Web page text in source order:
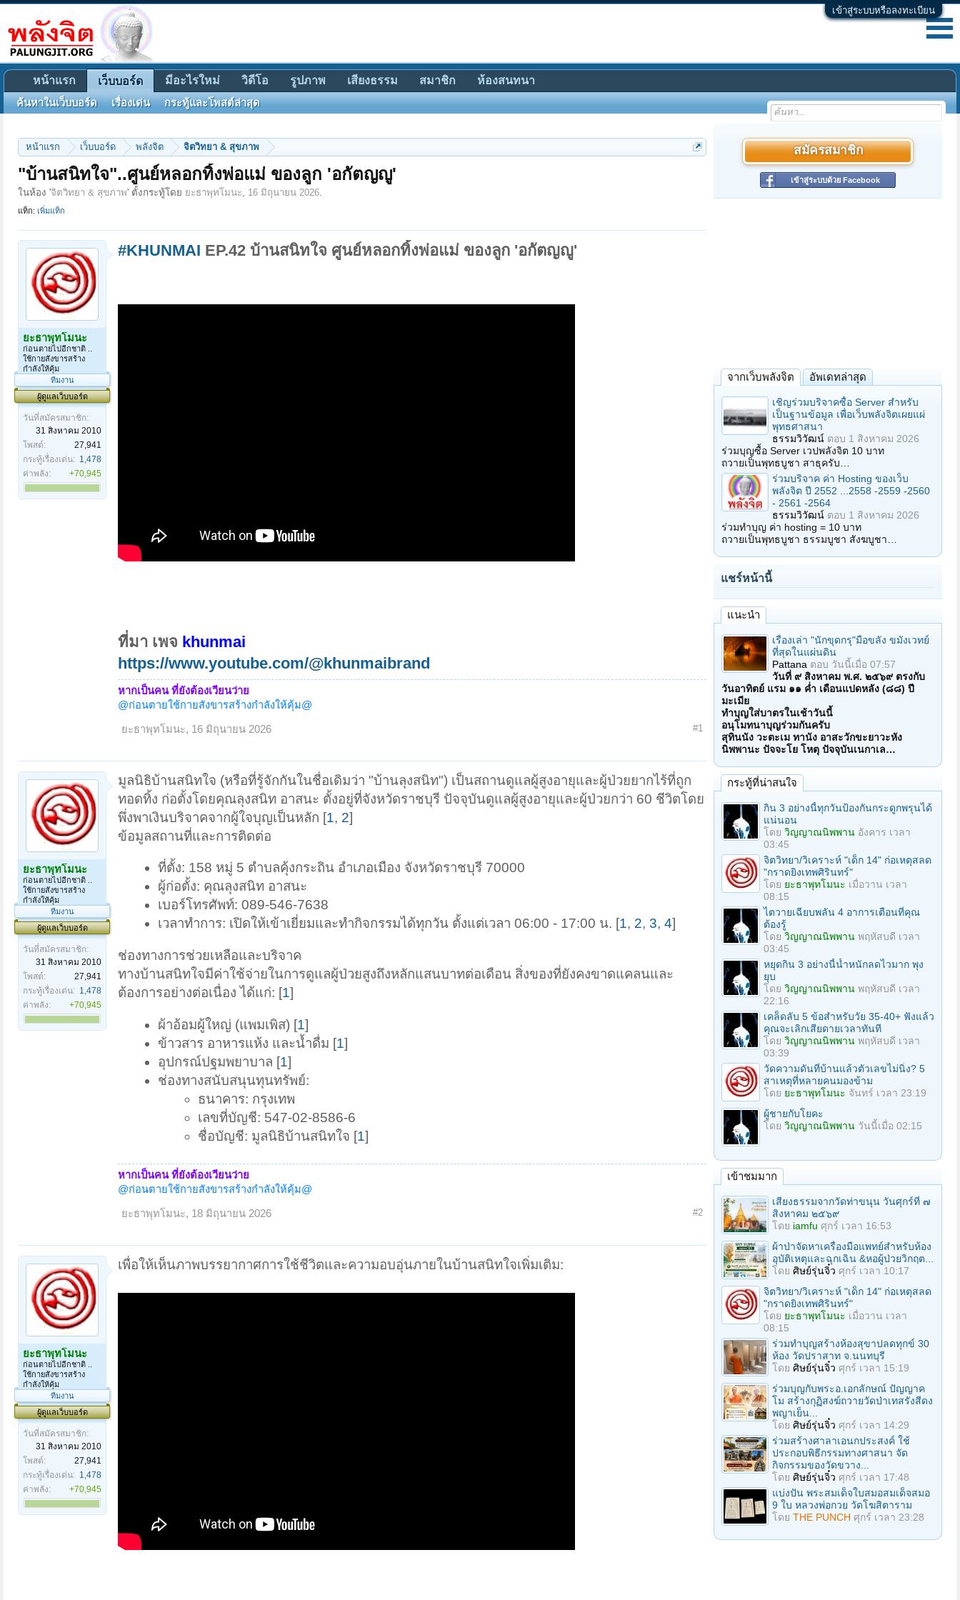
เข้าสู่ระบบหรือลงทะเบียน
หน้าแรก เว็บบอร์ด พลังจิต จิตวิทยา & สุขภาพ
"บ้านสนิทใจ"..ศูนย์หลอกทิ้งพ่อแม่ ของลูก 'อกัตญญู'
ในห้อง 'จิตวิทยา & สุขภาพ' ตั้งกระทู้โดย ยะธาพุทโมนะ, 16 มิถุนายน 2026.
แท็ก: เพิ่มแท็ก
ยะธาพุทโมนะ
ก่อนตายไปอีกชาติ ..
ใช้กายสังขารสร้าง
กำลังให้คุ้ม
ทีมงาน
ผู้ดูแลเว็บบอร์ด
วันที่สมัครสมาชิก:
31 สิงหาคม 2010
โพสต์:
27,941
กระทู้เรื่องเด่น: 1,478
ค่าพลัง:
+70,945
#KHUNMAI EP.42 บ้านสนิทใจ ศูนย์หลอกทิ้งพ่อแม่ ของลูก 'อกัตญญู'
ที่มา เพจ khunmai
https://www.youtube.com/@khunmaibrand
หากเป็นคน ที่ยังต้องเวียนว่าย
@ก่อนตายใช้กายสังขารสร้างกำลังให้คุ้ม@
ยะธาพุทโมนะ, 16 มิถุนายน 2026 #1
ยะธาพุทโมนะ
ก่อนตายไปอีกชาติ ..
ใช้กายสังขารสร้าง
กำลังให้คุ้ม
ทีมงาน
ผู้ดูแลเว็บบอร์ด
วันที่สมัครสมาชิก:
31 สิงหาคม 2010
โพสต์:
27,941
กระทู้เรื่องเด่น: 1,478
ค่าพลัง:
+70,945
มูลนิธิบ้านสนิทใจ (หรือที่รู้จักกันในชื่อเดิมว่า "บ้านลุงสนิท") เป็นสถานดูแลผู้สูงอายุและผู้ป่วยยากไร้ที่ถูก
ทอดทิ้ง ก่อตั้งโดยคุณลุงสนิท อาสนะ ตั้งอยู่ที่จังหวัดราชบุรี ปัจจุบันดูแลผู้สูงอายุและผู้ป่วยกว่า 60 ชีวิตโดย
พึ่งพาเงินบริจาคจากผู้ใจบุญเป็นหลัก [1, 2]
ข้อมูลสถานที่และการติดต่อ
ที่ตั้ง: 158 หมู่ 5 ตำบลคุ้งกระถิน อำเภอเมือง จังหวัดราชบุรี 70000
ผู้ก่อตั้ง: คุณลุงสนิท อาสนะ
เบอร์โทรศัพท์: 089-546-7638
เวลาทำการ: เปิดให้เข้าเยี่ยมและทำกิจกรรมได้ทุกวัน ตั้งแต่เวลา 06:00 - 17:00 น. [1, 2, 3, 4]
ช่องทางการช่วยเหลือและบริจาค
ทางบ้านสนิทใจมีค่าใช้จ่ายในการดูแลผู้ป่วยสูงถึงหลักแสนบาทต่อเดือน สิ่งของที่ยังคงขาดแคลนและ
ต้องการอย่างต่อเนื่อง ได้แก่: [1]
ผ้าอ้อมผู้ใหญ่ (แพมเพิส) [1]
ข้าวสาร อาหารแห้ง และน้ำดื่ม [1]
อุปกรณ์ปฐมพยาบาล [1]
ช่องทางสนับสนุนทุนทรัพย์:
ธนาคาร: กรุงเทพ
เลขที่บัญชี: 547-02-8586-6
ชื่อบัญชี: มูลนิธิบ้านสนิทใจ [1]
หากเป็นคน ที่ยังต้องเวียนว่าย
@ก่อนตายใช้กายสังขารสร้างกำลังให้คุ้ม@
ยะธาพุทโมนะ, 18 มิถุนายน 2026 #2
ยะธาพุทโมนะ
ก่อนตายไปอีกชาติ ..
ใช้กายสังขารสร้าง
กำลังให้คุ้ม
ทีมงาน
ผู้ดูแลเว็บบอร์ด
วันที่สมัครสมาชิก:
31 สิงหาคม 2010
โพสต์:
27,941
กระทู้เรื่องเด่น: 1,478
ค่าพลัง:
+70,945
เพื่อให้เห็นภาพบรรยากาศการใช้ชีวิตและความอบอุ่นภายในบ้านสนิทใจเพิ่มเติม:
สมัครสมาชิก
เข้าสู่ระบบด้วย Facebook
จากเว็บพลังจิต อัพเดทล่าสุด
เชิญร่วมบริจาคซื้อ Server สำหรับ
เป็นฐานข้อมูล เพื่อเว็บพลังจิตเผยแผ่
พุทธศาสนา
ธรรมวิวัฒน์ ตอบ 1 สิงหาคม 2026
ร่วมบุญซื้อ Server เวปพลังจิต 10 บาท
ถวายเป็นพุทธบูชา สาธุครับ…
ร่วมบริจาค ค่า Hosting ของเว็บ
พลังจิต ปี 2552 ...2558 -2559 -2560
- 2561 -2564
ธรรมวิวัฒน์ ตอบ 1 สิงหาคม 2026
ร่วมทำบุญ ค่า hosting = 10 บาท
ถวายเป็นพุทธบูชา ธรรมบูชา สังฆบูชา…
แชร์หน้านี้
แนะนำ
เรื่องเล่า "นักขุดกรุ"มือขลัง ขมังเวทย์
ที่สุดในแผ่นดิน
Pattana ตอบ วันนี้เมื่อ 07:57
วันที่ ๙ สิงหาคม พ.ศ. ๒๕๖๙ ตรงกับ
วันอาทิตย์ แรม ๑๑ ค่ำ เดือนแปดหลัง (๘๘) ปี
มะเมีย
ทำบุญใส่บาตรในเช้าวันนี้
อนุโมทนาบุญร่วมกันครับ
สุทินนัง วะตะเม ทานัง อาสะวักขะยาวะหัง
นิพพานะ ปัจจะโย โหตุ ปัจจุบันเนกาเล…
กระทู้ที่น่าสนใจ
กิน 3 อย่างนี้ทุกวันป้องกันกระดูกพรุนได้
แน่นอน
โดย วิญญาณนิพพาน อังคาร เวลา
03:45
จิตวิทยา/วิเคราะห์ "เด็ก 14" ก่อเหตุสลด
"กราดยิงเทพศิรินทร์"
โดย ยะธาพุทโมนะ เมื่อวาน เวลา
08:15
ไตวายเฉียบพลัน 4 อาการเตือนที่คุณ
ต้องรู้
โดย วิญญาณนิพพาน พฤหัสบดี เวลา
03:45
หยุดกิน 3 อย่างนี้น้ำหนักลดไวมาก พุง
ยุบ
โดย วิญญาณนิพพาน พฤหัสบดี เวลา
22:16
เคล็ดลับ 5 ข้อสำหรับวัย 35-40+ ฟังแล้ว
คุณจะเลิกเสียดายเวลาทันที
โดย วิญญาณนิพพาน พฤหัสบดี เวลา
03:39
วัดความดันที่บ้านแล้วตัวเลขไม่นิ่ง? 5
สาเหตุที่หลายคนมองข้าม
โดย ยะธาพุทโมนะ จันทร์ เวลา 23:19
ผู้ชายกับโยคะ
โดย วิญญาณนิพพาน วันนี้เมื่อ 02:15
เข้าชมมาก
เสียงธรรมจากวัดท่าขนุน วันศุกร์ที่ ๗
สิงหาคม ๒๕๖๙
โดย iamfu ศุกร์ เวลา 16:53
ผ้าป่าจัดหาเครื่องมือแพทย์สำหรับห้อง
อุบัติเหตุและฉุกเฉิน &หอผู้ป่วยวิกฤต...
โดย ศิษย์รุ่นจิ๋ว ศุกร์ เวลา 10:17
จิตวิทยา/วิเคราะห์ "เด็ก 14" ก่อเหตุสลด
"กราดยิงเทพศิรินทร์"
โดย ยะธาพุทโมนะ เมื่อวาน เวลา
08:15
ร่วมทําบุญสร้างห้องสุขาปลดทุกข์ 30
ห้อง วัดปราสาท จ.นนทบุรี
โดย ศิษย์รุ่นจิ๋ว ศุกร์ เวลา 15:19
ร่วมบุญกับพระอ.เอกลักษณ์ ปัญญาค
โม สร้างกุฏิสงฆ์ถวายวัดป่าเทสรังสีดง
พญาเย็น...
โดย ศิษย์รุ่นจิ๋ว ศุกร์ เวลา 14:29
ร่วมสร้างศาลาเอนกประสงค์ ใช้
ประกอบพิธีกรรมทางศาสนา จัด
กิจกรรมของวัดขวาง...
โดย ศิษย์รุ่นจิ๋ว ศุกร์ เวลา 17:48
แบ่งปัน พระสมเด็จใบสมอสมเด็จสมอ
9 ใบ หลวงพ่อกวย วัดโฆสิตาราม
โดย THE PUNCH ศุกร์ เวลา 23:28
หน้าแรก เว็บบอร์ด
ค้นหาในเว็บบอร์ด เรื่องเด่น กระทู้และโพสต์ล่าสุด
มีอะไรใหม่ วิดีโอ รูปภาพ เสียงธรรม สมาชิก ห้องสนทนา